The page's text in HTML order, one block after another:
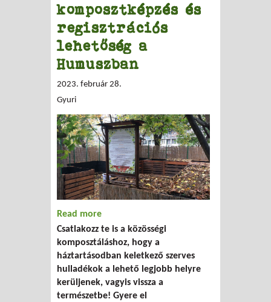
komposztképzés és
regisztrációs
lehetőség a
Humuszban
2023. február 28.
Gyuri
Read more
regisztrációs lehetőség a Humuszban
Csatlakozz te is a közösségi
komposztáláshoz, hogy a
háztartásodban keletkező szerves
hulladékok a lehető legjobb helyre
kerüljenek, vagyis vissza a
természetbe! Gyere el